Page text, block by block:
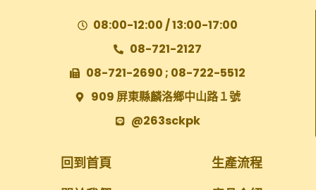
08:00-12:00 / 13:00-17:00
08-721-2127
08-721-2690 ; 08-722-5512
909 屏東縣麟洛鄉中山路１號
@263sckpk
回到首頁
生產流程